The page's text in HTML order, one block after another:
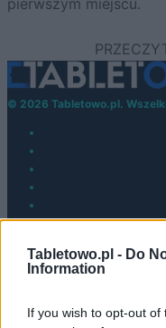
Tabletowo.pl - Do
Information
If you wish to opt-out
© 2026 Tabletowo.pl.
KONTAKT
REDAKCJA
POLITYKA